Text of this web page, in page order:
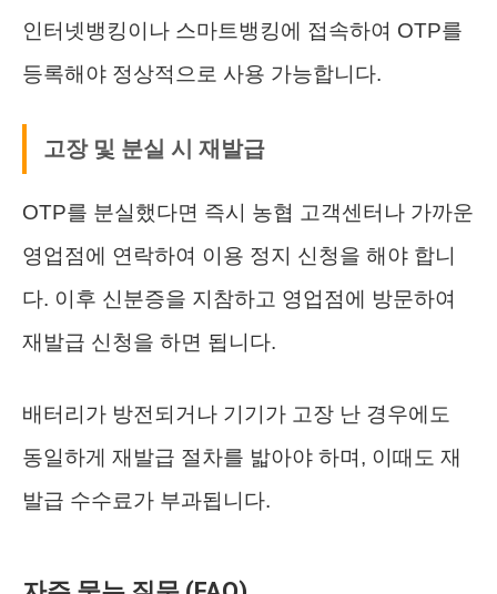
인터넷뱅킹이나 스마트뱅킹에 접속하여 OTP를
등록해야 정상적으로 사용 가능합니다.
고장 및 분실 시 재발급
OTP를 분실했다면 즉시 농협 고객센터나 가까운
영업점에 연락하여 이용 정지 신청을 해야 합니
다. 이후 신분증을 지참하고 영업점에 방문하여
재발급 신청을 하면 됩니다.
배터리가 방전되거나 기기가 고장 난 경우에도
동일하게 재발급 절차를 밟아야 하며, 이때도 재
발급 수수료가 부과됩니다.